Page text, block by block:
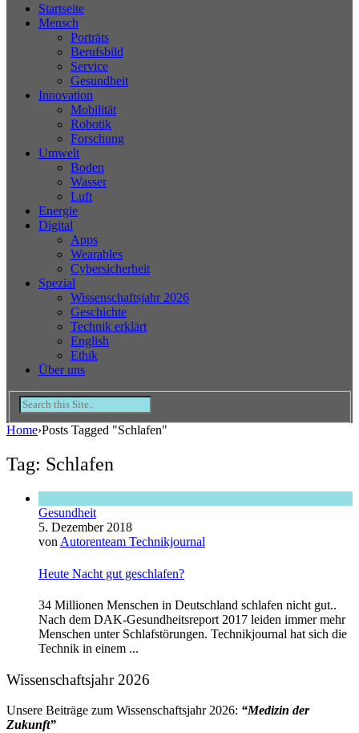
Startseite
Mensch
Porträts
Berufsbild
Service
Gesundheit
Innovation
Mobilität
Robotik
Forschung
Umwelt
Boden
Wasser
Luft
Energie
Digital
Apps
Wearables
Cybersicherheit
Spezial
Wissenschaftsjahr 2026
Geschichte
Technik erklärt
English
Ethik
Über uns
Home›Posts Tagged "Schlafen"
Tag: Schlafen
Gesundheit
5. Dezember 2018
von Autorenteam Technikjournal
Heute Nacht gut geschlafen?
34 Millionen Menschen in Deutschland schlafen nicht gut..
Nach dem DAK-Gesundheitsreport 2017 leiden immer mehr
Menschen unter Schlafstörungen. Technikjournal hat sich die
Technik in einem ...
Wissenschaftsjahr 2026
Unsere Beiträge zum Wissenschaftsjahr 2026: “Medizin der
Zukunft”